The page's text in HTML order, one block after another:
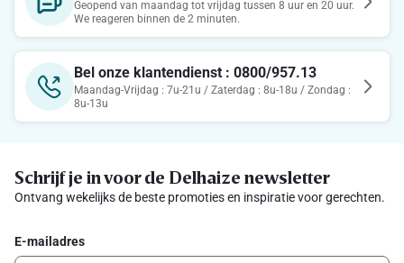
Geopend van maandag tot vrijdag tussen 8 uur en 20 uur.
We reageren binnen de 2 minuten.
Bel onze klantendienst : 0800/957.13
Maandag-Vrijdag : 7u-21u / Zaterdag : 8u-18u / Zondag :
8u-13u
Schrijf je in voor de Delhaize newsletter
Ontvang wekelijks de beste promoties en inspiratie voor gerechten.
E-mailadres